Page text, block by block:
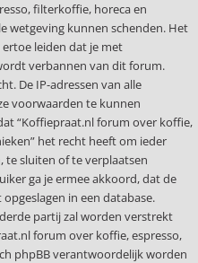
filterkoffie, horeca en
wetgeving kunnen schenden. Het
leiden dat je met
verbannen van dit forum.
De IP-adressen van alle
voorwaarden te kunnen
“Koffiepraat.nl forum over koffie,
het recht heeft om ieder
te sluiten of te verplaatsen
ga je ermee akkoord, dat de
in een database.
partij zal worden verstrekt
forum over koffie, espresso,
phpBB verantwoordelijk worden